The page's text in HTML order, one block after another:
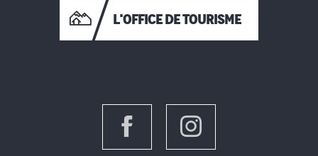
L'OFFICE DE TOURISME